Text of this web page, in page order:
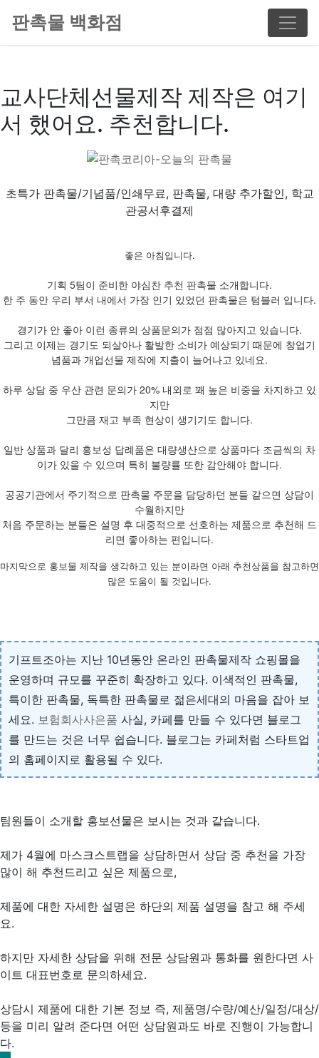
판촉물 백화점
교사단체선물제작 제작은 여기
서 했어요. 추천합니다.
초특가 판촉물/기념품/인쇄무료, 판촉물, 대량 추가할인, 학교
관공서후결제
좋은 아침입니다.
기획 5팀이 준비한 야심찬 추천 판촉물 소개합니다.
한 주 동안 우리 부서 내에서 가장 인기 있었던 판촉물은 텀블러 입니다.
경기가 안 좋아 이런 종류의 상품문의가 점점 많아지고 있습니다.
그리고 이제는 경기도 되살아나 활발한 소비가 예상되기 때문에 창업기
념품과 개업선물 제작에 지출이 늘어나고 있네요.
하루 상담 중 우산 관련 문의가 20% 내외로 꽤 높은 비중을 차지하고 있
지만
그만큼 재고 부족 현상이 생기기도 합니다.
일반 상품과 달리 홍보성 답례품은 대량생산으로 상품마다 조금씩의 차
이가 있을 수 있으며 특히 불량률 또한 감안해야 합니다.
공공기관에서 주기적으로 판촉물 주문을 담당하던 분들 같으면 상담이
수월하지만
처음 주문하는 분들은 설명 후 대중적으로 선호하는 제품으로 추천해 드
리면 좋아하는 편입니다.
마지막으로 홍보물 제작을 생각하고 있는 분이라면 아래 추천상품을 참고하면
많은 도움이 될 것입니다.
기프트조아는 지난 10년동안 온라인 판촉물제작 쇼핑몰을
운영하며 규모를 꾸준히 확장하고 있다. 이색적인 판촉물,
특이한 판촉물, 독특한 판촉물로 젊은세대의 마음을 잡아 보
세요. 보험회사사은품 사실, 카페를 만들 수 있다면 블로그
를 만드는 것은 너무 쉽습니다. 블로그는 카페처럼 스타트업
의 홈페이지로 활용될 수 있다.
팀원들이 소개할 홍보선물은 보시는 것과 같습니다.
제가 4월에 마스크스트랩을 상담하면서 상담 중 추천을 가장
많이 해 추천드리고 싶은 제품으로,
제품에 대한 자세한 설명은 하단의 제품 설명을 참고 해 주세
요.
하지만 자세한 상담을 위해 전문 상담원과 통화를 원한다면 사
이트 대표번호로 문의하세요.
상담시 제품에 대한 기본 정보 즉, 제품명/수량/예산/일정/대상/
등을 미리 알려 준다면 어떤 상담원과도 바로 진행이 가능합니
다.